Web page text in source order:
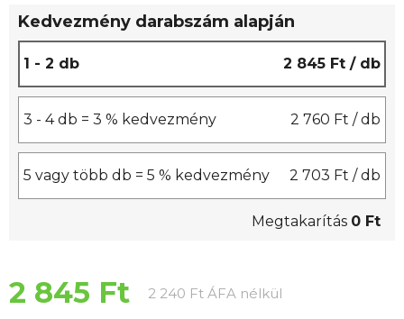
csillag.
Kedvezmény darabszám alapján
1 - 2 db 2 845 Ft / db
3 - 4 db = 3 % kedvezmény 2 760 Ft / db
5 vagy több db = 5 % kedvezmény 2 703 Ft / db
Megtakarítás 0 Ft
2 845 Ft 2 240 Ft ÁFA nélkül